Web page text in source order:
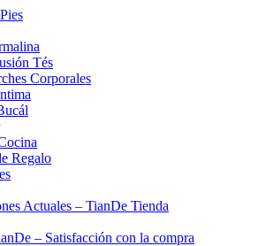
Tés
Corporales
Regalo
Actuales – TianDe Tienda
– Satisfacción con la compra